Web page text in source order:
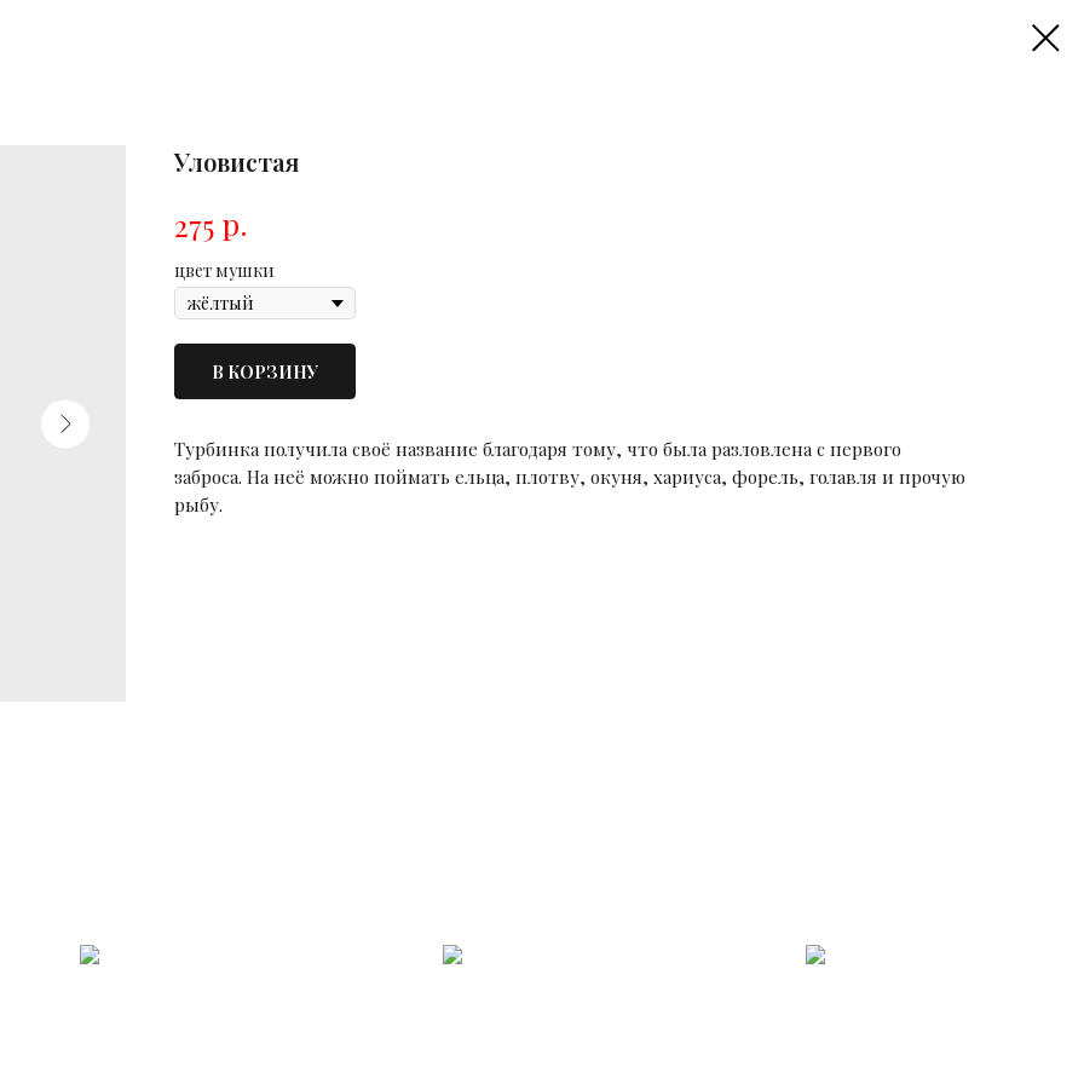
Уловистая
275 р.
цвет мушки
В КОРЗИНУ
Турбинка получила своё название благодаря тому, что была разловлена с первого
заброса. На неё можно поймать ельца, плотву, окуня, хариуса, форель, голавля и прочую
рыбу.